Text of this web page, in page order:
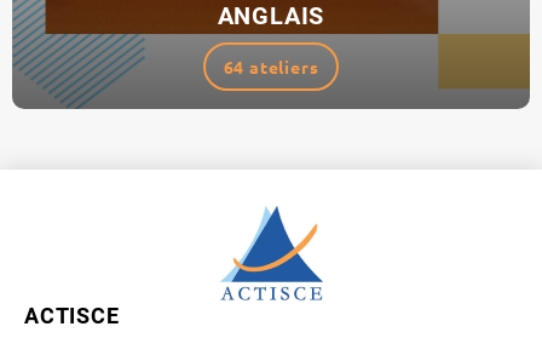
ANGLAIS
64 ateliers
ACTISCE